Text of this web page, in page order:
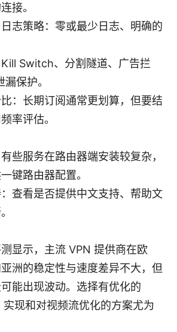
接。
志策略：零或最少日志、明确的
Switch、分割隧道、广告拦
保护。
：长期订阅通常更划算，但要结
率评估。
些服务在路由器端安装较复杂，
键路由器配置。
查看是否提供中文支持、帮助文
显示，主流 VPN 提供商在欧
洲的稳定性与速度差异不大，但
能出现波动。选择有优化的
现和对视频流优化的方案尤为